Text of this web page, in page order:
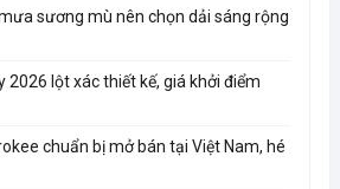
sương mù nên chọn dải sáng rộng
2026 lột xác thiết kế, giá khởi điểm
chuẩn bị mở bán tại Việt Nam, hé